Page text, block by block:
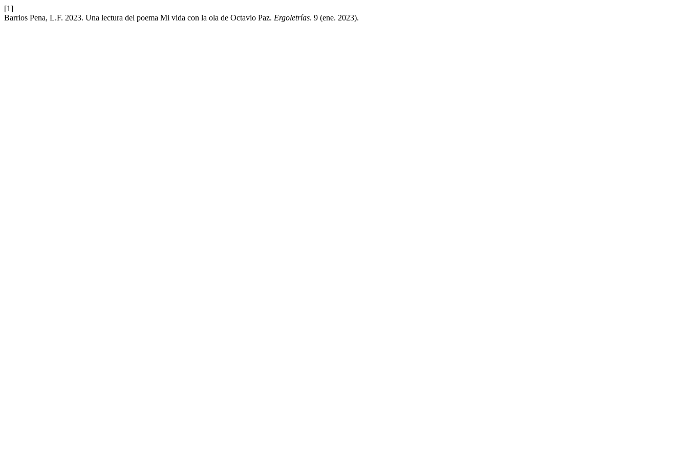
[1]
Barrios Pena, L.F. 2023. Una lectura del poema Mi vida con la ola de Octavio Paz. Ergoletrías. 9 (ene. 2023).